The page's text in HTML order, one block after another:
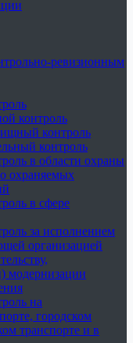
ревизионным
контроль
контроль
контроль
в области охраны
охраняемых
в сфере
за исполнением
организацией
модернизации
на
городском
транспорте и в